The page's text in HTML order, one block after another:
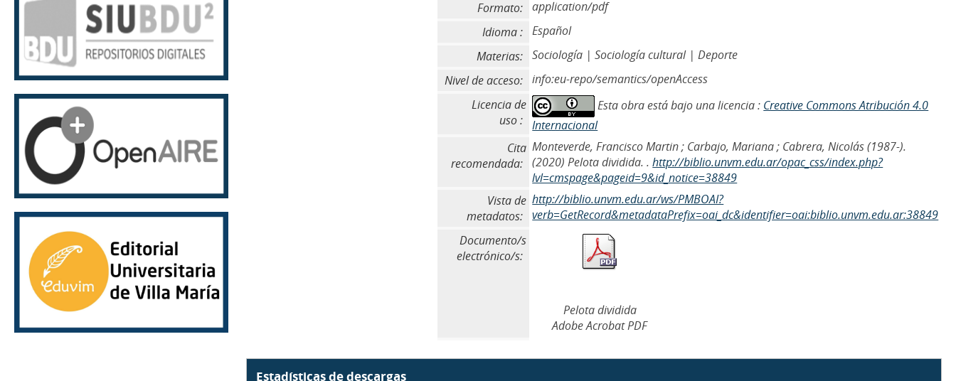
Formato:
application/pdf
Idioma :
Español
Materias:
Sociología | Sociología cultural | Deporte
Nivel de acceso:
info:eu-repo/semantics/openAccess
Licencia de
uso :
Esta obra está bajo una licencia : Creative Commons Atribución 4.0
Internacional
Cita
recomendada:
Monteverde, Francisco Martin ; Carbajo, Mariana ; Cabrera, Nicolás (1987-).
(2020) Pelota dividida. .http://biblio.unvm.edu.ar/opac_css/index.php?
lvl=cmspage&pageid=9&id_notice=38849
Vista de
metadatos:
http://biblio.unvm.edu.ar/ws/PMBOAI?
verb=GetRecord&metadataPrefix=oai_dc&identifier=oai:biblio.unvm.edu.ar:38849
Documento/s
electrónico/s:
Pelota dividida
Adobe Acrobat PDF
Estadísticas de descargas